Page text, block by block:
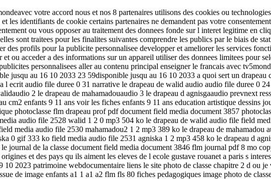
votre accord nous et nos 8 partenaires utilisons des cookies ou
les identifiants de cookie certains partenaires ne demandent pas votre
ou vous opposer au traitement des donnees fonde sur l interet legitime en
sont traitees pour les finalites suivantes comprendre les publics par le biais de
des profils pour la publicite personnalisee developper et ameliorer les services
ou acceder a des informations sur un appareil utiliser des donnees limitees pour
personnalisees aller au contenu principal enseigner le francais avec
jusqu au 16 10 2033 23 59disponible jusqu au 16 10 2033 a quoi sert un drapeau
l ecrit audio file duree 0 31 narrative le drapeau de walid audio audio file duree 0
2 le drapeau de mahamadouaudio 3 le drapeau d agnisgaaudio prevnext
cm2 enfants 9 11 ans voir les fiches enfants 9 11 ans education artistique dessins
photoclasse flm drapeau prof pdf document field media document 3857
audio file 2528 walid 1 2 0 mp3 504 ko le drapeau de walid audio file field
media audio file 2530 mahamadou2 1 2 mp3 389 ko le drapeau de
0 gif 333 ko field media audio file 2531 agniska 1 2 mp3 458 ko le drapeau d
journal de la classe document field media document 3846 flm journal pdf 8 mo
et des pays qu ils aiment les eleves de l ecole gustave rouanet a paris s
2023 patrimoine webdocumentaire liens le site photo de classe chapitre 2 d ou
de image enfants a1 1 a1 a2 flm fls 80 fiches pedagogiques image photo de